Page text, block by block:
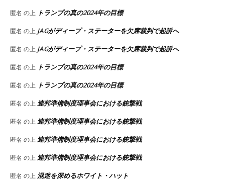
匿名 の上 トランプの真の2024年の目標
匿名 の上 JAGがディープ・ステーターを欠席裁判で起訴へ
匿名 の上 JAGがディープ・ステーターを欠席裁判で起訴へ
匿名 の上 トランプの真の2024年の目標
匿名 の上 トランプの真の2024年の目標
匿名 の上 連邦準備制度理事会における銃撃戦
匿名 の上 連邦準備制度理事会における銃撃戦
匿名 の上 連邦準備制度理事会における銃撃戦
匿名 の上 連邦準備制度理事会における銃撃戦
匿名 の上 混迷を深めるホワイト・ハット